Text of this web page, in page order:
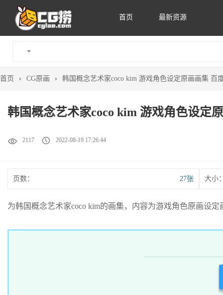
首页 最新资源
首页 › CG原画 › 韩国概念艺术家coco kim 游戏角色设定原画画集 百
韩国概念艺术家coco kim 游戏角色设定
2117 2022-08-19 17:26:44
页数： 27张 大小
为韩国概念艺术家coco kim的画集，内容为游戏角色原画设定